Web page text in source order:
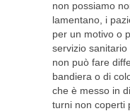
non possiamo
lamentano, i
per un motivo o
servizio
non può fare
bandiera o di
che è messo in
turni non coperti